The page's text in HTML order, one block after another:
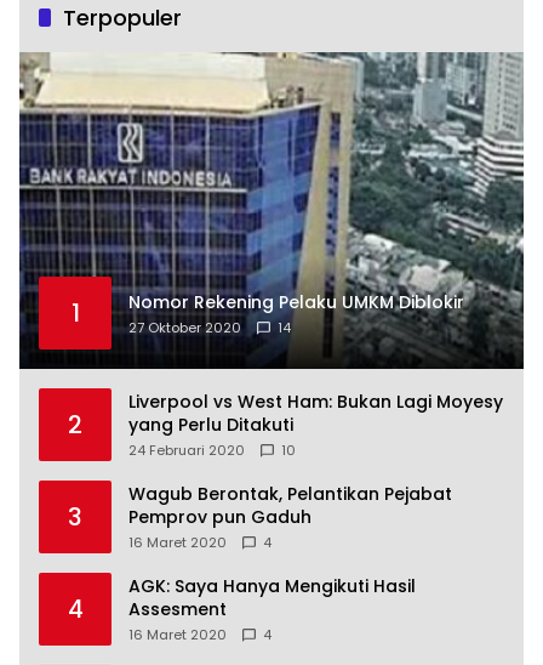
Terpopuler
1 Nomor Rekening Pelaku UMKM Diblokir
27 Oktober 2020 14
2
Liverpool vs West Ham: Bukan Lagi Moyesy
yang Perlu Ditakuti
24 Februari 2020 10
3
Wagub Berontak, Pelantikan Pejabat
Pemprov pun Gaduh
16 Maret 2020 4
4
AGK: Saya Hanya Mengikuti Hasil
Assesment
16 Maret 2020 4